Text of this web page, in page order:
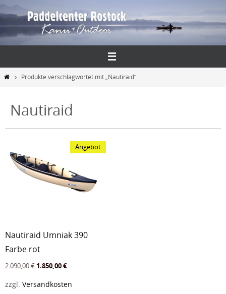
Inhalt
springen
StartProdukte verschlagwortet mit „Nautiraid“
Nautiraid
Angebot
Nautiraid Umniak 390
Farbe rot
2.090,00€ Ursprünglicher
war:
1.850,00€Aktueller
ist:
zzgl. Versandkosten